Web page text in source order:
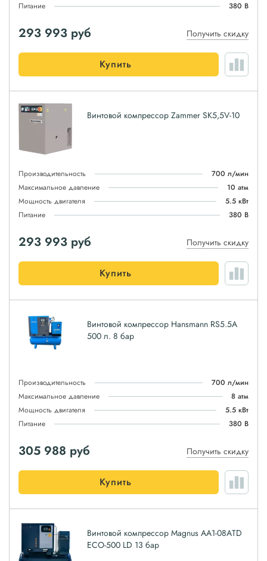
Питание
380 В
293 993 руб Получить скидку
Купить
Винтовой компрессор Zammer SK5,5V-10
Производительность
700 л/мин
Максимальное давление
10 атм
Мощность двигателя
5.5 кВт
Питание
380 В
293 993 руб Получить скидку
Купить
Винтовой компрессор Hansmann RS5.5A
500 л. 8 бар
Производительность
700 л/мин
Максимальное давление
8 атм
Мощность двигателя
5.5 кВт
Питание
380 В
305 988 руб Получить скидку
Купить
Винтовой компрессор Magnus АА1-08АTD
ЕСО-500 LD 13 бар